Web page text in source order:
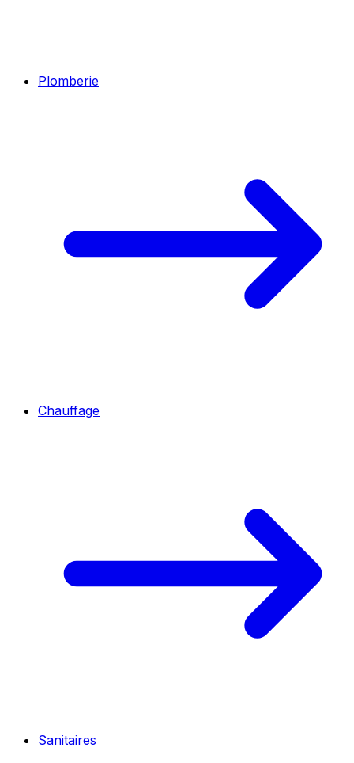
Plomberie
Chauffage
Sanitaires